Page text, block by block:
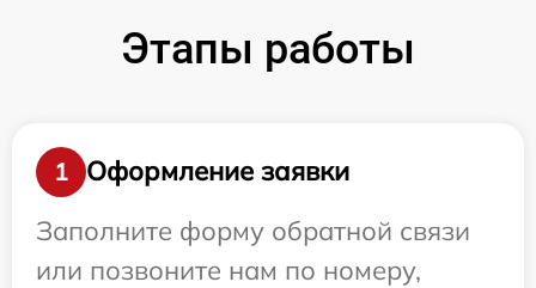
Этапы работы
1
Оформление заявки
Заполните форму обратной связи
или позвоните нам по номеру,